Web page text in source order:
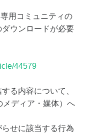
用コミュニティの
ウンロードが必要
44579
る内容について、
ディア・媒体）へ
せに該当する行為